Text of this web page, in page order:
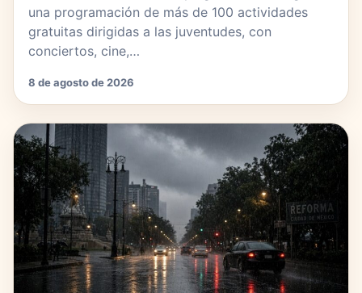
una programación de más de 100 actividades
gratuitas dirigidas a las juventudes, con
conciertos, cine,…
8 de agosto de 2026